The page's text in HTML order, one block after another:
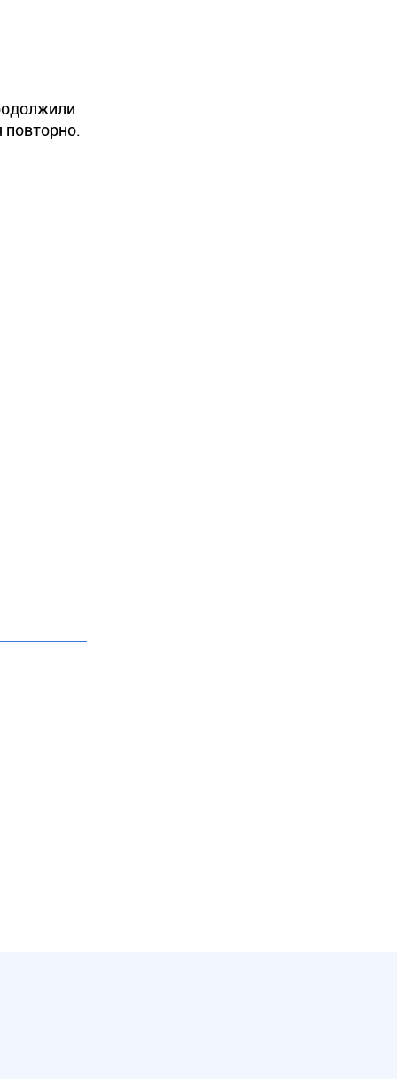
повторно.